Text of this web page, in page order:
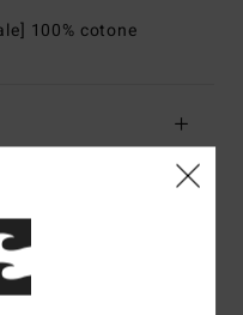
100% cotone